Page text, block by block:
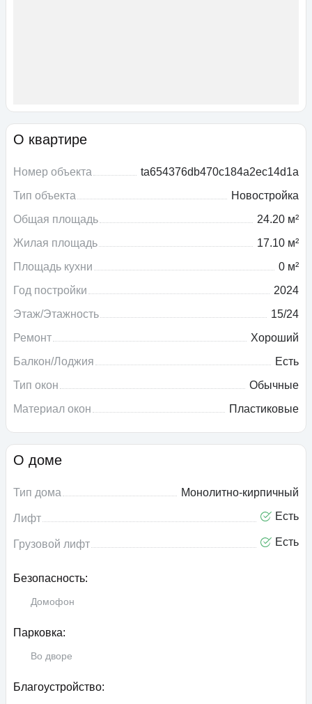
О квартире
Номер объекта
ta654376db470c184a2ec14d1a
Тип объекта
Новостройка
Общая площадь
24.20 м²
Жилая площадь
17.10 м²
Площадь кухни
0 м²
Год постройки
2024
Этаж/Этажность
15/24
Ремонт
Хороший
Балкон/Лоджия
Есть
Тип окон
Обычные
Материал окон
Пластиковые
О доме
Тип дома Монолитно-кирпичный
Лифт Есть
Грузовой лифт Есть
Безопасность:
Домофон
Парковка:
Во дворе
Благоустройство: